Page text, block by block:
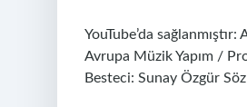
YouTube’da
Avrupa Müzik Yapım /
Besteci: Sunay Özgür